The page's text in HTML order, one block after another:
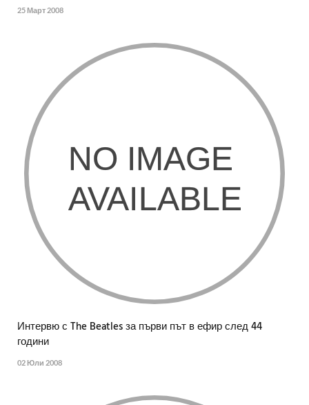
25 Март 2008
Интервю с The Beatles за първи път в ефир след 44
години
02 Юли 2008